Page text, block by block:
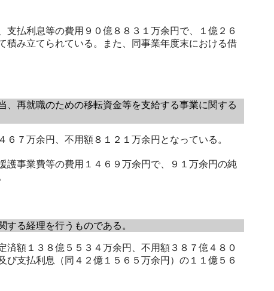
払利息等の費用９０億８８３１万余円で、１億２６
積み立てられている。また、同事業年度末における借
再就職のための移転資金等を支給する事業に関する
７万余円、不用額８１２１万余円となっている。
事業費等の費用１４６９万余円で、９１万余円の純
る経理を行うものである。
額１３８億５５３４万余円、不用額３８７億４８０
支払利息（同４２億１５６５万余円）の１１億５６